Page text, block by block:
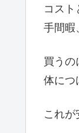
コスト
手間暇
買うの
体につ
これが